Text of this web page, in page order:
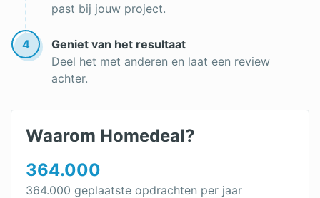
Opbouwrolluik
Rolluik overkapping
Rolluik slaapkamer
Rolluik dakkapel
Rolluiken kopen
past bij jouw project.
4
Geniet van het resultaat
Deel het met anderen en laat een review
achter.
Waarom Homedeal?
364.000
364.000 geplaatste opdrachten per jaar